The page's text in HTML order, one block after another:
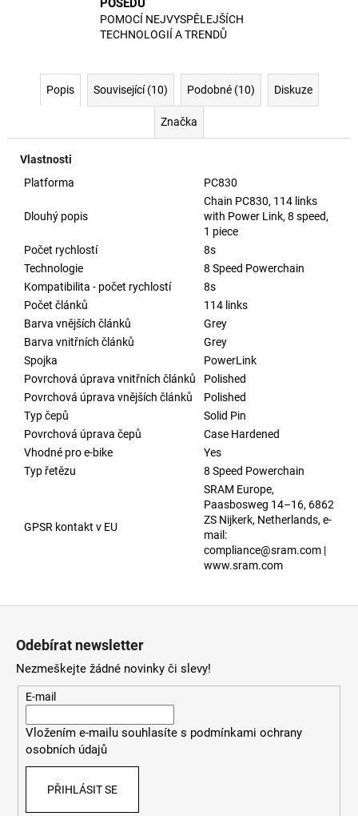
POMOCÍ NEJVYSPĚLEJŠÍCH
TECHNOLOGIÍ A TRENDŮ
Popis Související (10) Podobné (10) Diskuze
Značka
Vlastnosti
Platforma
PC830
Dlouhý popis
Chain PC830, 114 links
with Power Link, 8 speed,
1 piece
Počet rychlostí
8s
Technologie
8 Speed Powerchain
Kompatibilita - počet rychlostí
8s
Počet článků
114 links
Barva vnějších článků
Grey
Barva vnitřních článků
Grey
Spojka
PowerLink
Povrchová úprava vnitřních článků
Polished
Povrchová úprava vnějších článků
Polished
Typ čepů
Solid Pin
Povrchová úprava čepů
Case Hardened
Vhodné pro e-bike
Yes
Typ řetězu
8 Speed Powerchain
GPSR kontakt v EU
SRAM Europe,
Paasbosweg 14–16, 6862
ZS Nijkerk, Netherlands, e-
mail:
compliance@sram.com |
www.sram.com
Odebírat newsletter
Nezmeškejte žádné novinky či slevy!
E-mail
Vložením e-mailu souhlasíte s podmínkami ochrany
osobních údajů
PŘIHLÁSIT SE